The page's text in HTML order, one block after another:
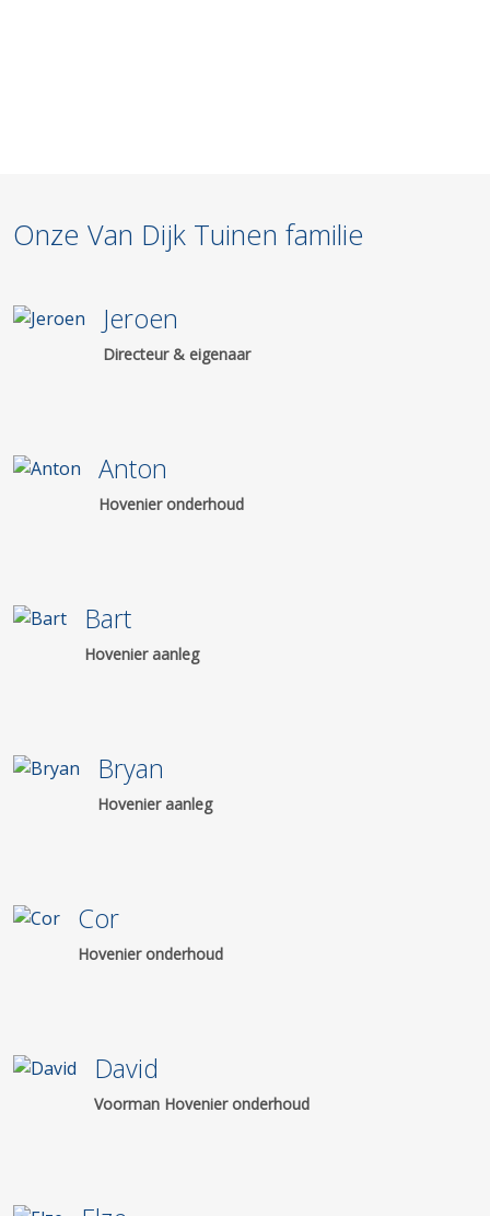
Onze Van Dijk Tuinen familie
Jeroen
Directeur & eigenaar
Anton
Hovenier onderhoud
Bart
Hovenier aanleg
Bryan
Hovenier aanleg
Cor
Hovenier onderhoud
David
Voorman Hovenier onderhoud